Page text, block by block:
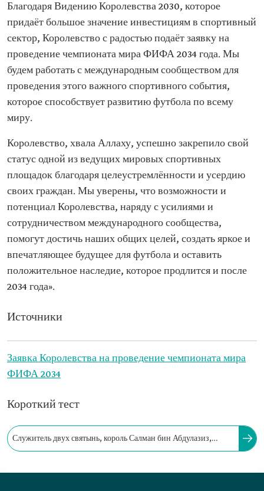
Благодаря Видению Королевства 2030, которое
придаёт большое значение инвестициям в спортивный
сектор, Королевство с радостью подаёт заявку на
проведение чемпионата мира ФИФА 2034 года. Мы
будем работать с международным сообществом для
проведения этого важного спортивного события,
которое способствует развитию футбола по всему
миру.
Королевство, хвала Аллаху, успешно закрепило свой
статус одной из ведущих мировых спортивных
площадок благодаря целеустремлённости и усердию
своих граждан. Мы уверены, что возможности и
потенциал Королевства, наряду с усилиями и
сотрудничеством международного сообщества,
помогут достичь наших общих целей, создать яркое и
впечатляющее будущее для футбола и оставить
положительное наследие, которое продлится и после
2034 года».
Источники
Заявка Королевства на проведение чемпионата мира
ФИФА 2034
Короткий тест
Служитель двух святынь, король Салман бин Абдулазиз,